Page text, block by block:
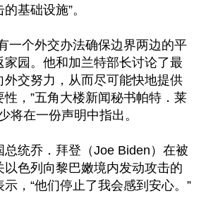
基础设施”。
一个外交办法确保边界两边的平
家园。他和加兰特部长讨论了最
外交努力，从而尽可能快地提供
，”五角大楼新闻秘书帕特．莱
将在一份声明中指出。
总统乔．拜登（Joe Biden）在被
以色列向黎巴嫩境内发动攻击的
，“他们停止了我会感到安心。”